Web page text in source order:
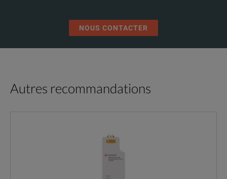
NOUS CONTACTER
Autres recommandations